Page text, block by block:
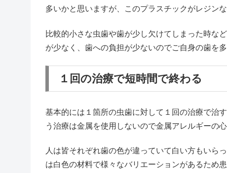
多いかと思いますが、このプラスチックがレジンな
比較的小さな虫歯や歯が少し欠けてしまった時な
が少なく、歯への負担が少ないのでご自身の歯を
１回の治療で短時間で終わる
基本的には１箇所の虫歯に対して１回の治療で治
う治療は金属を使用しないので金属アレルギーの心
人は皆それぞれ歯の色が違っていて白い方もいら
は白色の材料で様々なバリエーションがあるため